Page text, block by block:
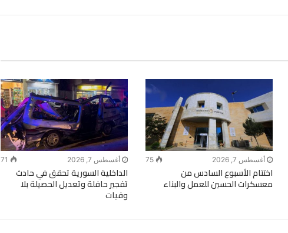
أغسطس 7, 2026 75
اختتام الأسبوع السادس من
معسكرات الحسين للعمل والبناء
أغسطس 7, 2026 71
الداخلية السورية تحقق في حادث
تفجير حافلة وتعديل الحصيلة بلا
وفيات